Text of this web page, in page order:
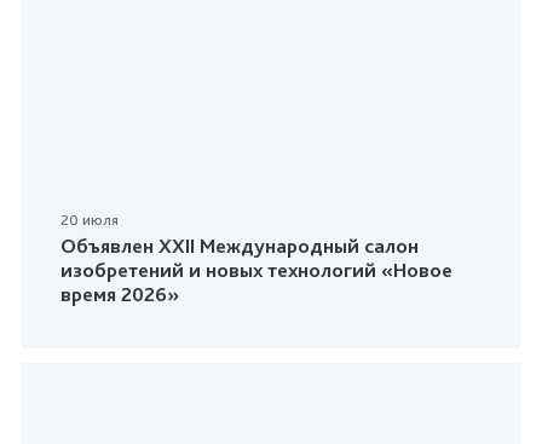
20 июля
Объявлен XXII Международный салон
изобретений и новых технологий «Новое
время 2026»